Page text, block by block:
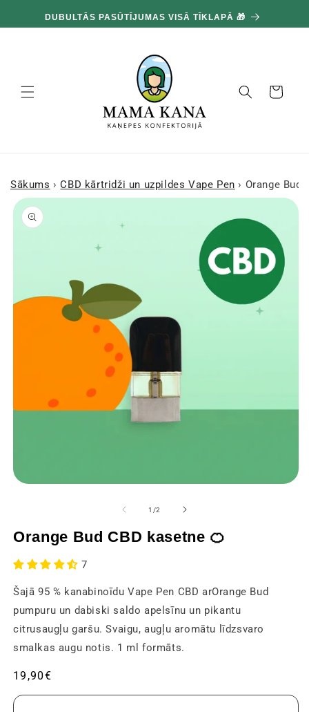
pāriet
pie
DUBULTĀS PASŪTĪJUMAS VISĀ TĪKLAPĀ 🎁
Grozs
Sākums › CBD kārtridži un uzpildes Vape Pen › Orange Bud
Pārejiet uz
produkta
informāciju
logā
1 /no
2
Orange Bud CBD kasetne 🍊
7
Šajā 95 % kanabinoīdu Vape Pen CBD arOrange Bud
pumpuru un dabiski saldo apelsīnu un pikantu
citrusaugļu garšu. Svaigu, augļu aromātu līdzsvaro
smalkas augu notis. 1 ml formāts.
Parastā
cena
19,90€